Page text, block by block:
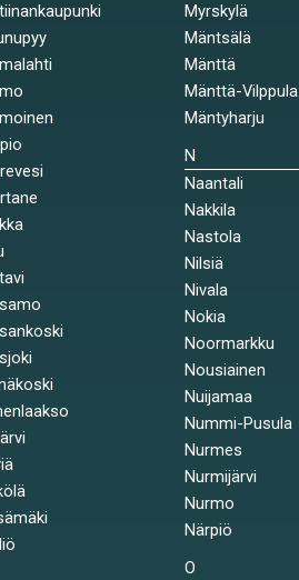
Myrskylä
Mäntsälä
Mänttä
Mänttä-Vilppula
Mäntyharju
N
Naantali
Nakkila
Nastola
Nilsiä
Nivala
Nokia
Noormarkku
Nousiainen
Nuijamaa
Nummi-Pusula
Nurmes
Nurmijärvi
Nurmo
Närpiö
O